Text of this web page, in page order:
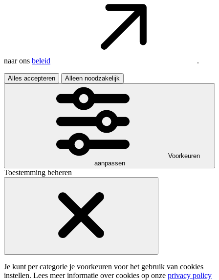
naar ons beleid .
Alles accepteren Alleen noodzakelijk
Voorkeuren
aanpassen
Toestemming beheren
Je kunt per categorie je voorkeuren voor het gebruik van cookies
instellen. Lees meer informatie over cookies op onze privacy policy